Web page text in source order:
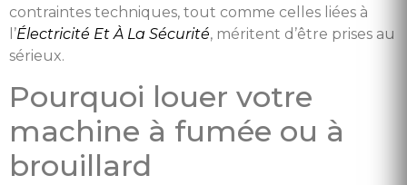
contraintes techniques, tout comme celles liées à
l’Électricité Et À La Sécurité, méritent d’être prises au
sérieux.
Pourquoi louer votre
machine à fumée ou à
brouillard